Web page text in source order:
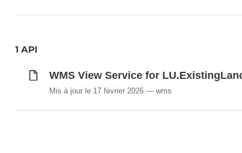
1 API
WMS View Service for
Mis à jour le 17 février 2026 wms